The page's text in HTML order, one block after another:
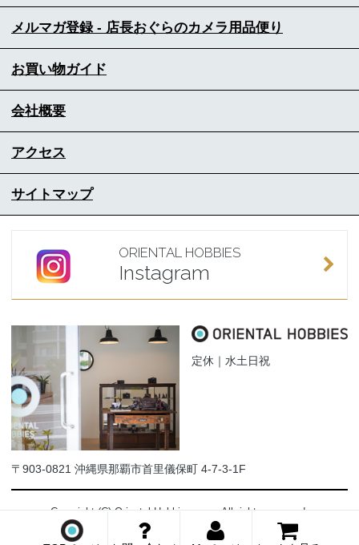
メルマガ登録 - 店長おぐらのカメラ用品便り
お買い物ガイド
会社概要
アクセス
サイトマップ
ORIENTAL HOBBIES
Instagram
定休｜水土日祝
〒903-0821 沖縄県那覇市首里儀保町 4-7-3-1F
Copyright (C) Oriental-Hobbies.com. All rights reserved.